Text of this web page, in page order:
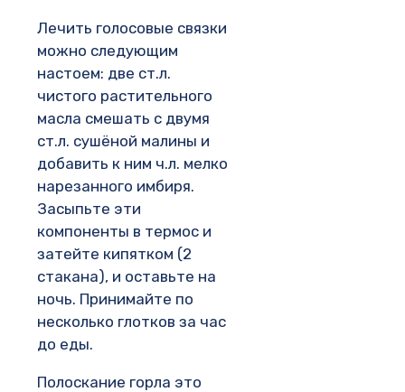
Лечить голосовые связки
можно следующим
настоем: две ст.л.
чистого растительного
масла смешать с двумя
ст.л. сушёной малины и
добавить к ним ч.л. мелко
нарезанного имбиря.
Засыпьте эти
компоненты в термос и
затейте кипятком (2
стакана), и оставьте на
ночь. Принимайте по
несколько глотков за час
до еды.
Полоскание горла это